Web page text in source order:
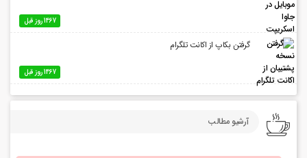
1467 روز قبل
گرفتن بکاپ از اکانت تلگرام
1467 روز قبل
آرشیو مطالب